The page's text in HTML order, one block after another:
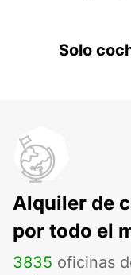
Solo
Alquiler de
por todo el
3835 oficinas